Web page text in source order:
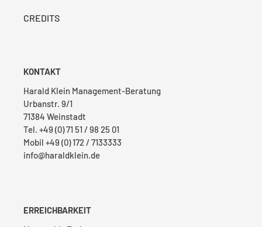
CREDITS
KONTAKT
Harald Klein Management-Beratung
Urbanstr. 9/1
71384 Weinstadt
Tel. +49 (0) 71 51 / 98 25 01
Mobil +49 (0) 172 / 7133333
info@haraldklein.de
ERREICHBARKEIT